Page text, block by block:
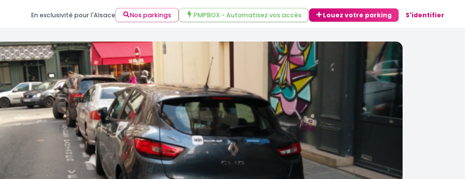
En exclusivité pour l'Alsace Nos parkings PMPBOX - Automatisez vos accès Louez votre parking S'identifier